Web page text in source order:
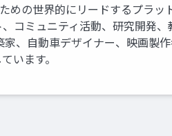
めの世界的にリードするプラッ
コミュニティ活動、研究開発、
、自動車デザイナー、映画製
います。